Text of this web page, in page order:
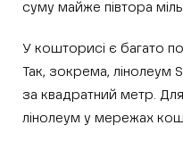
суму майже півтора
У кошторисі є багато
Так, зокрема, лінолеум
за квадратний метр.
лінолеум у мережах